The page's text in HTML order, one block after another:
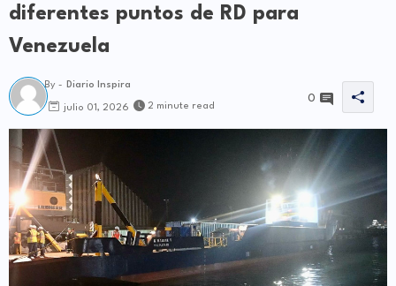
diferentes puntos de RD para
Venezuela
By - Diario Inspira
julio 01, 2026 2 minute read
0